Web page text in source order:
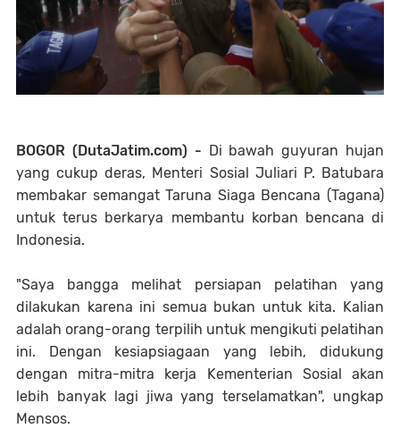
BOGOR (DutaJatim.com) -
Di bawah guyuran hujan
yang cukup deras, Menteri Sosial Juliari P. Batubara
membakar semangat Taruna Siaga Bencana (Tagana)
untuk terus berkarya membantu korban bencana di
Indonesia.
"Saya bangga melihat persiapan pelatihan yang
dilakukan karena ini semua bukan untuk kita. Kalian
adalah orang-orang terpilih untuk mengikuti pelatihan
ini. Dengan kesiapsiagaan yang lebih, didukung
dengan mitra-mitra kerja Kementerian Sosial akan
lebih banyak lagi jiwa yang terselamatkan", ungkap
Mensos.